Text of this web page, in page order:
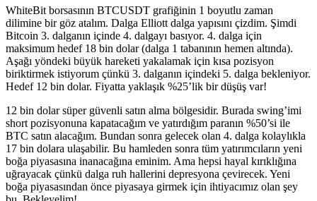
WhiteBit borsasının BTCUSDT grafiğinin 1 boyutlu zaman
dilimine bir göz atalım. Dalga Elliott dalga yapısını çizdim. Şimdi
Bitcoin 3. dalganın içinde 4. dalgayı basıyor. 4. dalga için
maksimum hedef 18 bin dolar (dalga 1 tabanının hemen altında).
Aşağı yöndeki büyük hareketi yakalamak için kısa pozisyon
biriktirmek istiyorum çünkü 3. dalganın içindeki 5. dalga bekleniyor.
Hedef 12 bin dolar. Fiyatta yaklaşık %25’lik bir düşüş var!
12 bin dolar süper güvenli satın alma bölgesidir. Burada swing’imi
short pozisyonuna kapatacağım ve yatırdığım paranın %50’si ile
BTC satın alacağım. Bundan sonra gelecek olan 4. dalga kolaylıkla
17 bin dolara ulaşabilir. Bu hamleden sonra tüm yatırımcıların yeni
boğa piyasasına inanacağına eminim. Ama hepsi hayal kırıklığına
uğrayacak çünkü dalga ruh hallerini depresyona çevirecek. Yeni
boğa piyasasından önce piyasaya girmek için ihtiyacımız olan şey